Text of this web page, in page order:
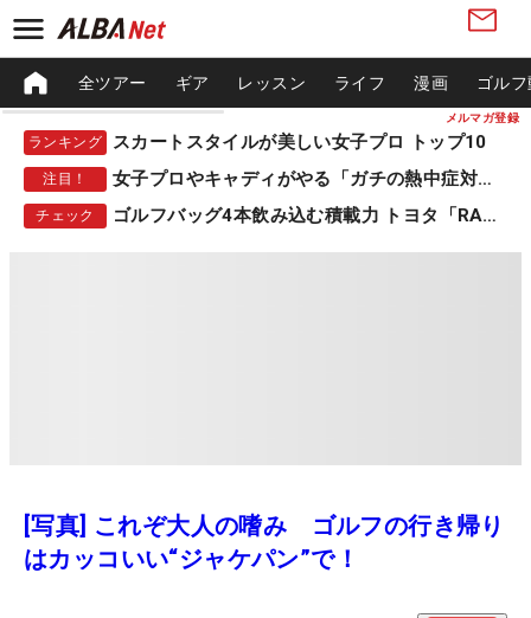
メルマガ登録
全ツアー ギア レッスン ライフ 漫画 ゴル
ランキング スカートスタイルが美しい女子プロ トップ10
注目！ 女子プロやキャディがやる「ガチの熱中症対策」
チェック ゴルフバッグ4本飲み込む積載力 トヨタ「RAV4」
[写真] これぞ大人の嗜み ゴルフの行き帰り
はカッコいい“ジャケパン”で！